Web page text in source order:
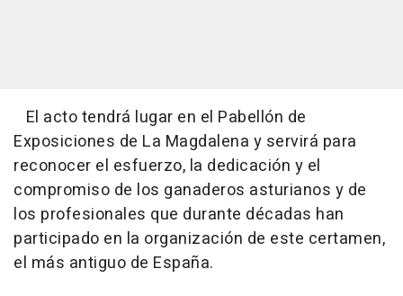
El acto tendrá lugar en el Pabellón de
Exposiciones de La Magdalena y servirá para
reconocer el esfuerzo, la dedicación y el
compromiso de los ganaderos asturianos y de
los profesionales que durante décadas han
participado en la organización de este certamen,
el más antiguo de España.